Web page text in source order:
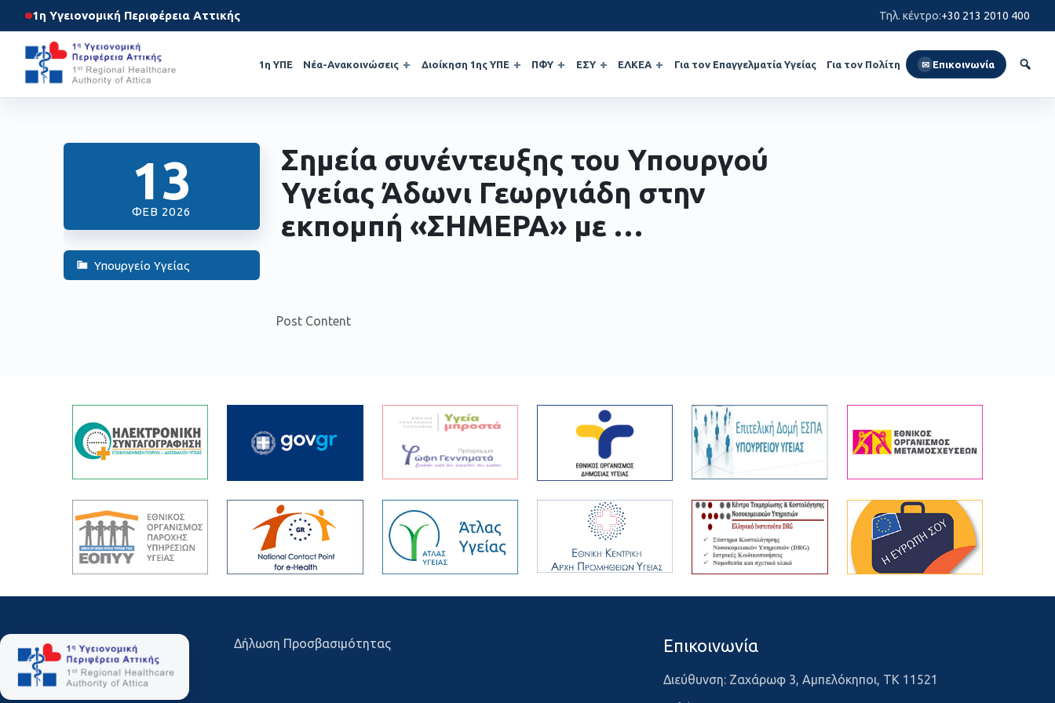
1η Υγειονομική Περιφέρεια Αττικής Τηλ. κέντρο:+30 213 2010 400
1η ΥΠΕ Νέα-Ανακοινώσεις Διοίκηση 1ης ΥΠΕ ΠΦΥ ΕΣΥ ΕΛΚΕΑ Για τον Επαγγελματία Υγείας Για τον Πολίτη ✉ Επικοινωνία
13
ΦΕΒ 2026
Υπουργείο Υγείας
Σημεία συνέντευξης του Υπουργού
Υγείας Άδωνι Γεωργιάδη στην
εκπομπή «ΣΗΜΕΡΑ» με …
Post Content
Δήλωση Προσβασιμότητας Επικοινωνία
Διεύθυνση: Ζαχάρωφ 3, Αμπελόκηποι, ΤΚ 11521